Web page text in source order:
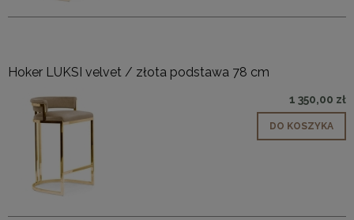
Hoker LUKSI velvet / złota podstawa 78 cm
1 350,00 zł
DO KOSZYKA